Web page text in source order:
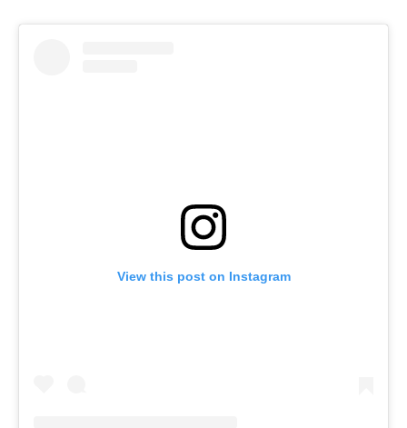
View this post on Instagram